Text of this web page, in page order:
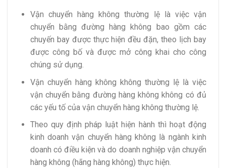
Vận chuyển hàng không thường lệ là việc vận
chuyển bằng đường hàng không bao gồm các
chuyến bay được thực hiện đều đặn, theo lịch bay
được công bố và được mở công khai cho công
chúng sử dụng.
Vận chuyển hàng không không thường lệ là việc
vận chuyển bằng đường hàng không không có đủ
các yếu tố của vận chuyển hàng không thường lệ.
Theo quy định pháp luật hiện hành thì hoạt động
kinh doanh vận chuyển hàng không là ngành kinh
doanh có điều kiện và do doanh nghiệp vận chuyển
hàng không (hãng hàng không) thực hiện.